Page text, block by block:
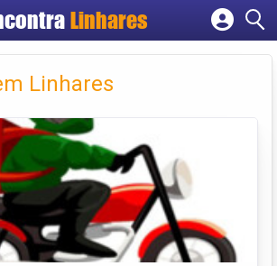
Linhares
Cadastrar empresa
Criar conta
Linhares